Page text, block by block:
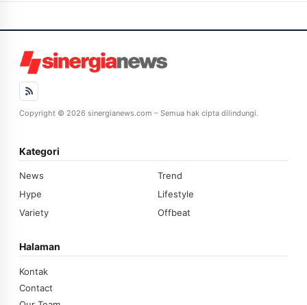
Copyright © 2026 sinergianews.com – Semua hak cipta dilindungi.
Kategori
News
Trend
Hype
Lifestyle
Variety
Offbeat
Halaman
Kontak
Contact